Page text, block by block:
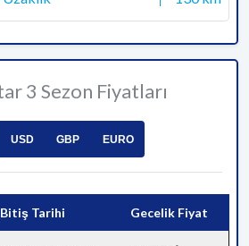
3 Sezon Fiyatları
USD GBP EURO
Bitiş Tarihi Gecelik Fiyat